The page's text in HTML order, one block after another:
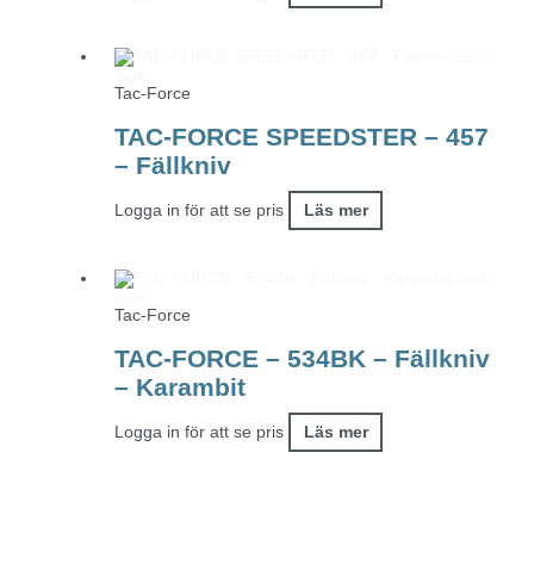
Tac-Force
TAC-FORCE SPEEDSTER – 457
– Fällkniv
Logga in för att se pris Läs mer
Tac-Force
TAC-FORCE – 534BK – Fällkniv
– Karambit
Logga in för att se pris Läs mer